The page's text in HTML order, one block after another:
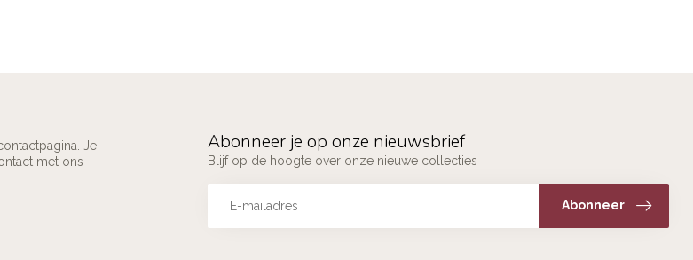
Je
met ons
Abonneer je op onze nieuwsbrief
Blijf op de hoogte over onze nieuwe collecties
Abonneer